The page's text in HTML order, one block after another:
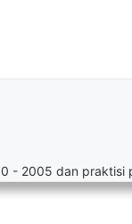
- 2005 dan